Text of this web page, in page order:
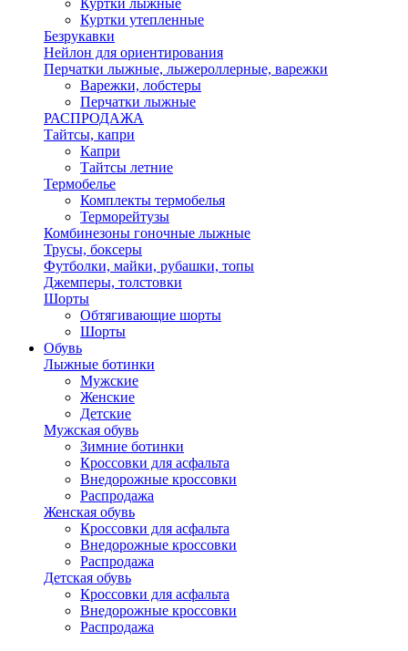
Куртки лыжные
Куртки утепленные
Безрукавки
Нейлон для ориентирования
Перчатки лыжные, лыжероллерные, варежки
Варежки, лобстеры
Перчатки лыжные
РАСПРОДАЖА
Тайтсы, капри
Капри
Тайтсы летние
Термобелье
Комплекты термобелья
Терморейтузы
Комбинезоны гоночные лыжные
Трусы, боксеры
Футболки, майки, рубашки, топы
Джемперы, толстовки
Шорты
Обтягивающие шорты
Шорты
Обувь
Лыжные ботинки
Мужские
Женские
Детские
Мужская обувь
Зимние ботинки
Кроссовки для асфальта
Внедорожные кроссовки
Распродажа
Женская обувь
Кроссовки для асфальта
Внедорожные кроссовки
Распродажа
Детская обувь
Кроссовки для асфальта
Внедорожные кроссовки
Распродажа